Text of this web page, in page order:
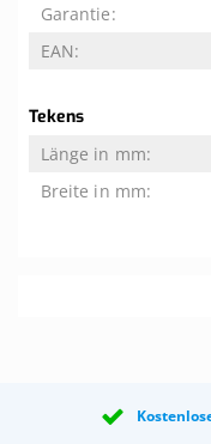
Tekens